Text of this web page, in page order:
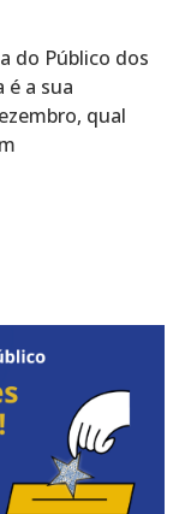
do Público dos
é a sua
qual